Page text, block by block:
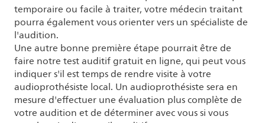
temporaire ou facile à traiter, votre médecin traitant
pourra également vous orienter vers un spécialiste de
l'audition.
Une autre bonne première étape pourrait être de
faire notre test auditif gratuit en ligne, qui peut vous
indiquer s'il est temps de rendre visite à votre
audioprothésiste local. Un audioprothésiste sera en
mesure d'effectuer une évaluation plus complète de
votre audition et de déterminer avec vous si vous